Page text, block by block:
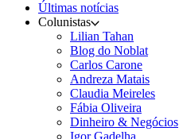
Últimas notícias
Colunistas
Lilian Tahan
Blog do Noblat
Carlos Carone
Andreza Matais
Claudia Meireles
Fábia Oliveira
Dinheiro & Negócios